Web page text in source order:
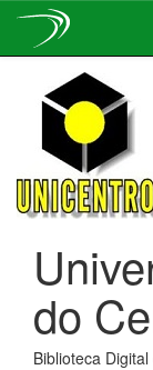
navigation
do
Biblioteca